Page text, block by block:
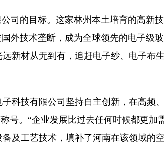
的目标。这家林州本土培育的高新
外技术垄断，成为全球领先的电子级
新材从无到有，追赶电子纱、电子布
技有限公司坚持自主创新，在高频
号。“企业发展比过去任何时候都更
及工艺技术，填补了河南在该领域的空